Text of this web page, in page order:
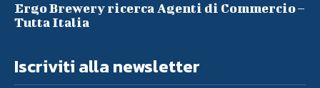
Ergo Brewery ricerca Agenti di Commercio –
Tutta Italia
Iscriviti alla newsletter